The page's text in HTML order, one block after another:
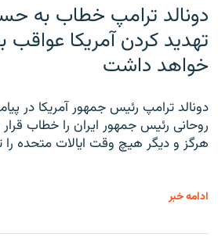
دونالد ترامپ خطاب به
تهدید کردن آمریکا
خواهد داشت
دونالد ترامپ رئیس جمهور آمریکا در
روحانی رئیس جمهور ایران را خطاب
هرگز و دیگر هیچ وقت ایالات متحده را
ادامه خبر